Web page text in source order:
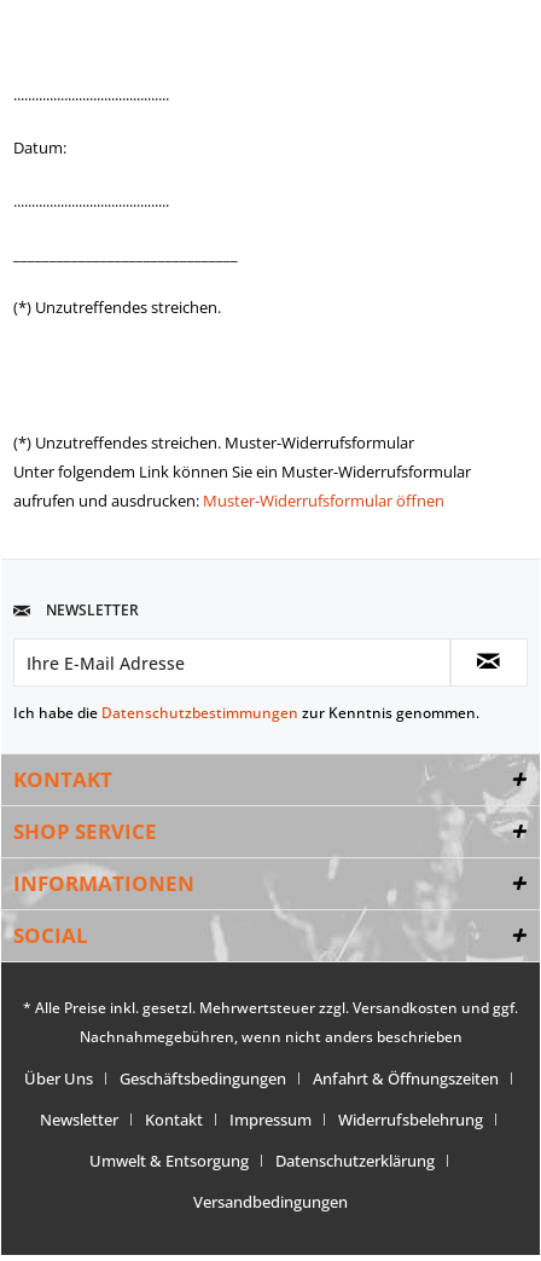
...........................................
Datum:
...........................................
(*) Unzutreffendes streichen.
(*) Unzutreffendes streichen. Muster-Widerrufsformular
Unter folgendem Link können Sie ein Muster-Widerrufsformular
aufrufen und ausdrucken: Muster-Widerrufsformular öffnen
NEWSLETTER
Ich habe die Datenschutzbestimmungen zur Kenntnis genommen.
KONTAKT
SHOP SERVICE
INFORMATIONEN
SOCIAL
* Alle Preise inkl. gesetzl. Mehrwertsteuer zzgl.Versandkosten und ggf.
Nachnahmegebühren, wenn nicht anders beschrieben
Über Uns Geschäftsbedingungen
Anfahrt & Öffnungszeiten
Newsletter
Kontakt Impressum
Widerrufsbelehrung
Umwelt & Entsorgung
Datenschutzerklärung
Versandbedingungen